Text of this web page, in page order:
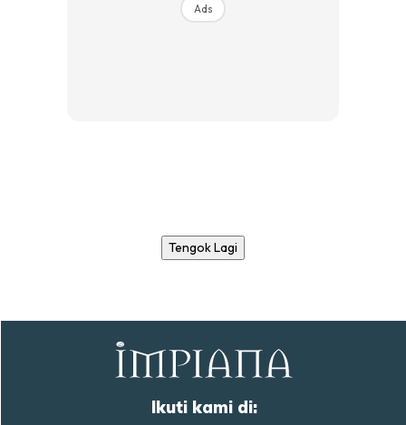
Ads
Tengok Lagi
Ikuti kami di: